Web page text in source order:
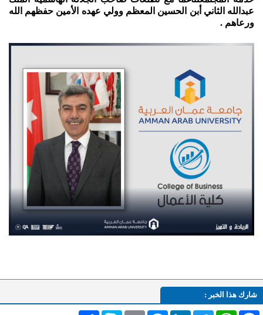
عبدالله الثاني أبن الحسين المعظم وولي عهده الأمين حفظهم الله
ورعاهم .
شارك هذا الخبر :